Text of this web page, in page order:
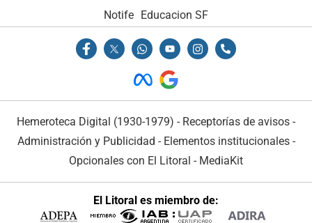
Notife Educacion SF
Hemeroteca Digital (1930-1979) - Receptorías de avisos -
Administración y Publicidad - Elementos institucionales-
Opcionales con El Litoral - MediaKit
El Litoral es miembro de: